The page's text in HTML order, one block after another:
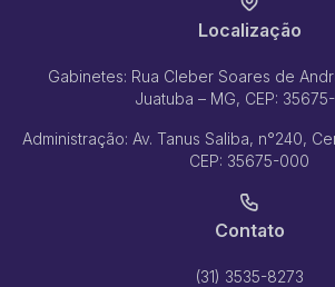
Localização
Gabinetes: Rua Cleber Soares de
Juatuba – MG, CEP:
Administração: Av. Tanus Saliba, n°240,
CEP: 35675-000
Contato
(31) 3535-8273